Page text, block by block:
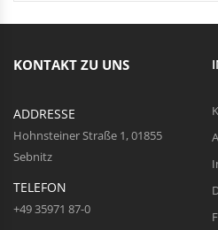
KONTAKT ZU UNS
ADDRESSE
Hohnsteiner Straße 1, 01855
Sebnitz
TELEFON
+49 35971 87-0